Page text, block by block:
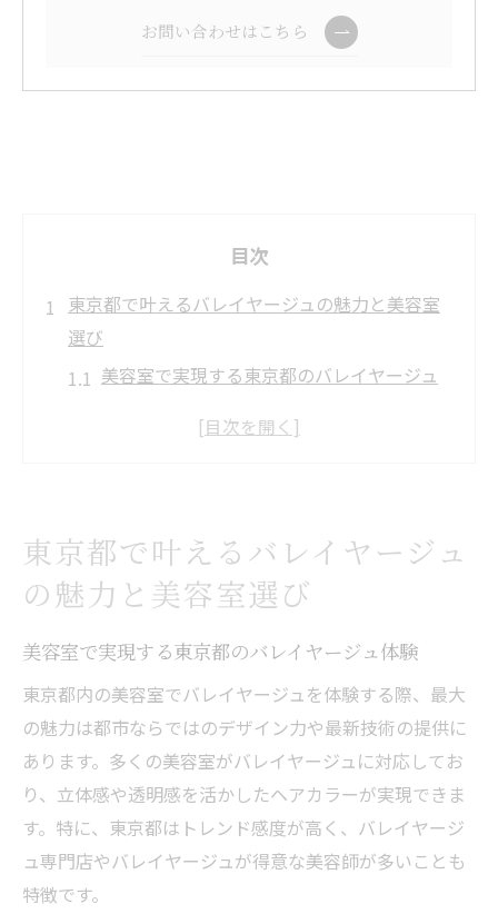
お問い合わせはこちら
目次
東京都で叶えるバレイヤージュの魅力と美容室
選び
美容室で実現する東京都のバレイヤージュ
バレイヤージュが得意な美容室の見極め方
美容室で人気のバレイヤージュ最新デザイ
ン
の秘訣
理想を叶えるバレイヤージュが得意な美容室を
探す
バレイヤージュ上手い美容室で後悔しない
選択を
東京都の美容室でバレイヤージュが得意な
理由
東京都で叶えるバレイヤージュ
の魅力と美容室選び
美容室で実現する東京都のバレイヤージュ体験
東京都内の美容室でバレイヤージュを体験する際、最大
の魅力は都市ならではのデザイン力や最新技術の提供に
あります。多くの美容室がバレイヤージュに対応してお
り、立体感や透明感を活かしたヘアカラーが実現できま
す。特に、東京都はトレンド感度が高く、バレイヤージ
ュ専門店やバレイヤージュが得意な美容師が多いことも
特徴です。